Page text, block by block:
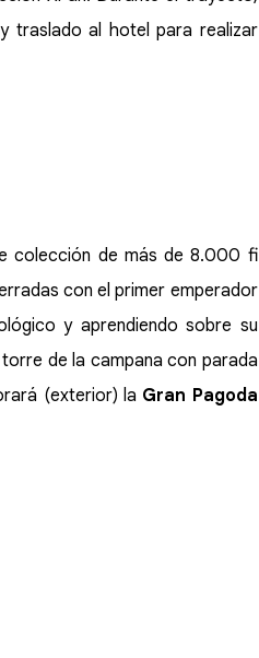
traslado al hotel para realizar
colección de más de 8.000 fi
con el primer emperador
y aprendiendo sobre su
de la campana con parada
(exterior) la Gran Pagoda